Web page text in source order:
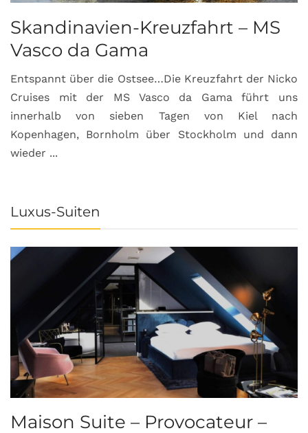
Skandinavien-Kreuzfahrt – MS
Vasco da Gama
Entspannt über die Ostsee…Die Kreuzfahrt der Nicko
Cruises mit der MS Vasco da Gama führt uns
innerhalb von sieben Tagen von Kiel nach
Kopenhagen, Bornholm über Stockholm und dann
wieder ...
Luxus-Suiten
Maison Suite – Provocateur –